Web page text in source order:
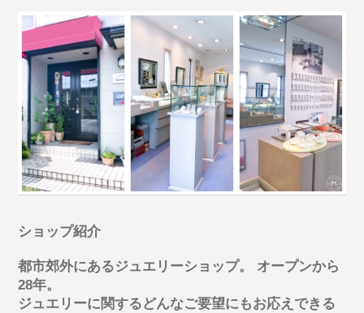
ショップ紹介
都市郊外にあるジュエリーショップ。 オープンから
28年。
ジュエリーに関するどんなご要望にもお応えできる